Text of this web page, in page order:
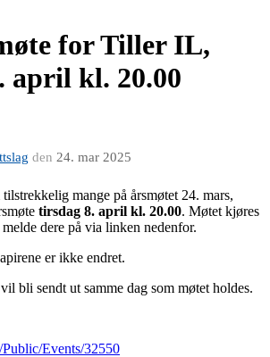
for Tiller IL,
april kl. 20.00
den 24. mar 2025
mange på årsmøtet 24. mars,
tirsdag 8. april kl. 20.00. Møtet kjøres
dere på via linken nedenfor.
er ikke endret.
bli sendt ut samme dag som møtet holdes.
Events/32550